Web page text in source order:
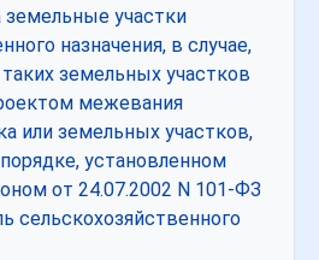
участки
назначения, в случае,
земельных участков
межевания
или земельных участков,
установленном
от 24.07.2002 N 101-ФЗ
сельскохозяйственного